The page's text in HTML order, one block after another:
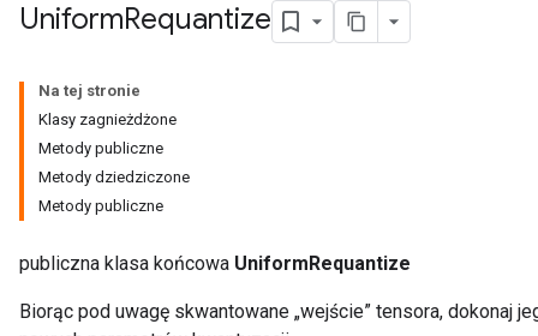
UniformRequantize
Na tej stronie
Klasy zagnieżdżone
Metody publiczne
Metody dziedziczone
Metody publiczne
publiczna klasa końcowa UniformRequantize
Biorąc pod uwagę skwantowane „wejście” tensora, dokonaj